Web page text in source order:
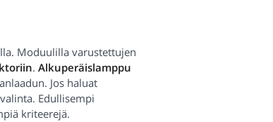
Moduulilla varustettujen
. Alkuperäislamppu
Jos haluat
Edullisempi
kriteerejä.